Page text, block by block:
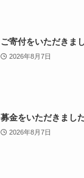
ご寄付をいただきま
2026年8月7日
募金をいただきまし
2026年8月7日